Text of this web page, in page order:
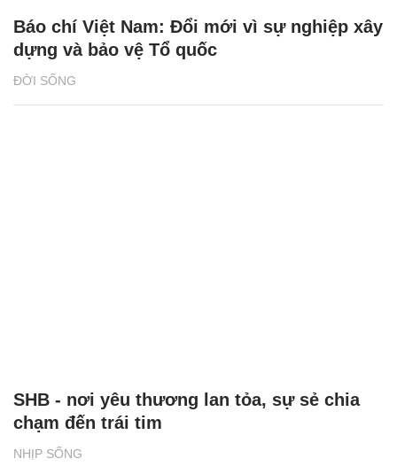
ĐỜI SỐNG
Báo chí Việt Nam: Đổi mới vì sự nghiệp xây
dựng và bảo vệ Tổ quốc
NHỊP SỐNG
SHB - nơi yêu thương lan tỏa, sự sẻ chia
chạm đến trái tim